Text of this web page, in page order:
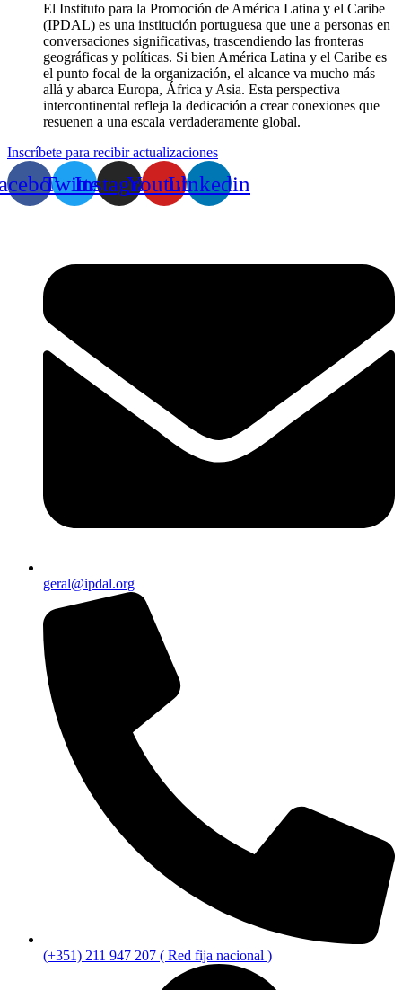
El Instituto para la Promoción de América Latina y el Caribe
(IPDAL) es una institución portuguesa que une a personas en
conversaciones significativas, trascendiendo las fronteras
geográficas y políticas. Si bien América Latina y el Caribe es
el punto focal de la organización, el alcance va mucho más
allá y abarca Europa, África y Asia. Esta perspectiva
intercontinental refleja la dedicación a crear conexiones que
resuenen a una escala verdaderamente global.
Inscríbete para recibir actualizaciones
TwitterInstagramYoutubeLinkedin
geral@ipdal.org
(+351) 211 947 207 ( Red fija nacional )